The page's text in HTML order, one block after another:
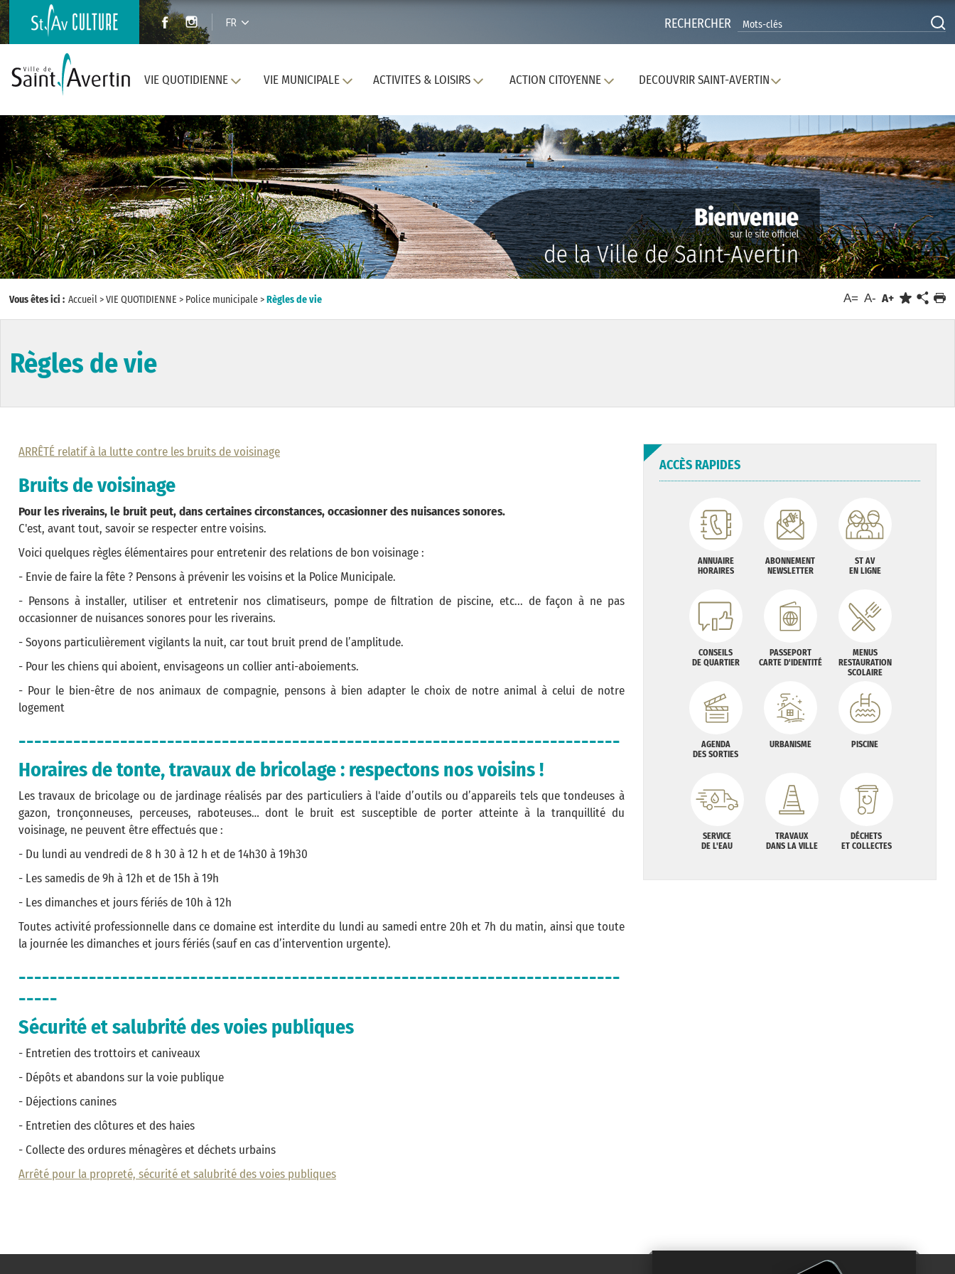
FR RECHERCHER
VIE QUOTIDIENNE VIE MUNICIPALE ACTIVITES & LOISIRS ACTION CITOYENNE DECOUVRIR SAINT-AVERTIN
Vous êtes ici : Accueil>VIE QUOTIDIENNE > Police municipale>Règles de vie A= A- A+
Règles de vie
ARRÊTÉ relatif à la lutte contre les bruits de voisinage
Bruits de voisinage
Pour les riverains, le bruit peut, dans certaines circonstances, occasionner des nuisances sonores.
C'est, avant tout, savoir se respecter entre voisins.
Voici quelques règles élémentaires pour entretenir des relations de bon voisinage :
- Envie de faire la fête ? Pensons à prévenir les voisins et la Police Municipale.
- Pensons à installer, utiliser et entretenir nos climatiseurs, pompe de filtration de piscine, etc... de façon à ne pas
occasionner de nuisances sonores pour les riverains.
- Soyons particulièrement vigilants la nuit, car tout bruit prend de l’amplitude.
- Pour les chiens qui aboient, envisageons un collier anti-aboiements.
- Pour le bien-être de nos animaux de compagnie, pensons à bien adapter le choix de notre animal à celui de notre
logement
-----------------------------------------------------------------------------
Horaires de tonte, travaux de bricolage : respectons nos voisins !
Les travaux de bricolage ou de jardinage réalisés par des particuliers à l'aide d’outils ou d’appareils tels que tondeuses à
gazon, tronçonneuses, perceuses, raboteuses… dont le bruit est susceptible de porter atteinte à la tranquillité du
voisinage, ne peuvent être effectués que :
- Du lundi au vendredi de 8 h 30 à 12 h et de 14h30 à 19h30
- Les samedis de 9h à 12h et de 15h à 19h
- Les dimanches et jours fériés de 10h à 12h
Toutes activité professionnelle dans ce domaine est interdite du lundi au samedi entre 20h et 7h du matin, ainsi que toute
la journée les dimanches et jours fériés (sauf en cas d’intervention urgente).
-----------------------------------------------------------------------------
-----
Sécurité et salubrité des voies publiques
- Entretien des trottoirs et caniveaux
- Dépôts et abandons sur la voie publique
- Déjections canines
- Entretien des clôtures et des haies
- Collecte des ordures ménagères et déchets urbains
Arrêté pour la propreté, sécurité et salubrité des voies publiques
ACCÈS RAPIDES
ANNUAIRE
HORAIRES
ABONNEMENT
NEWSLETTER
ST AV
EN LIGNE
CONSEILS
DE QUARTIER
PASSEPORT
CARTE D'IDENTITÉ
MENUS
RESTAURATION
SCOLAIRE
AGENDA
DES SORTIES
URBANISME PISCINE
SERVICE
DE L'EAU
TRAVAUX
DANS LA VILLE
DÉCHETS
ET COLLECTES